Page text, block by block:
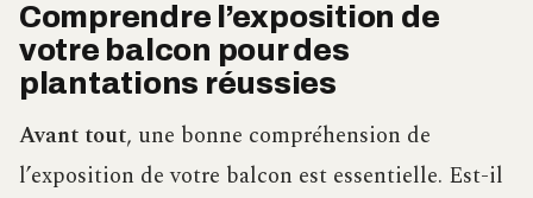
Comprendre l’exposition de
votre balcon pour des
plantations réussies
Avant tout, une bonne compréhension de
l’exposition de votre balcon est essentielle. Est-il